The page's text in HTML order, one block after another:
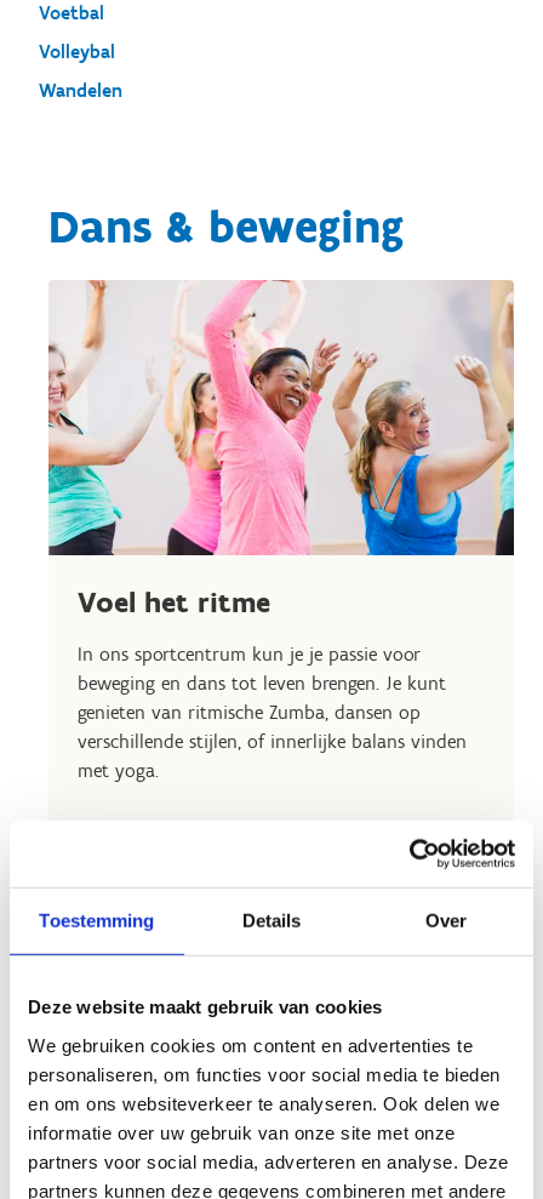
Toestemming Details Over
Deze website maakt gebruik van cookies
We gebruiken cookies om content en advertenties te
personaliseren, om functies voor social media te bieden
en om ons websiteverkeer te analyseren. Ook delen we
informatie over uw gebruik van onze site met onze
partners voor social media, adverteren en analyse. Deze
partners kunnen deze gegevens combineren met andere
Voetbal
Volleybal
Wandelen
Dans & beweging
Voel het ritme
In ons sportcentrum kun je je passie voor
beweging en dans tot leven brengen. Je kunt
genieten van ritmische Zumba, dansen op
verschillende stijlen, of innerlijke balans vinden
met yoga.